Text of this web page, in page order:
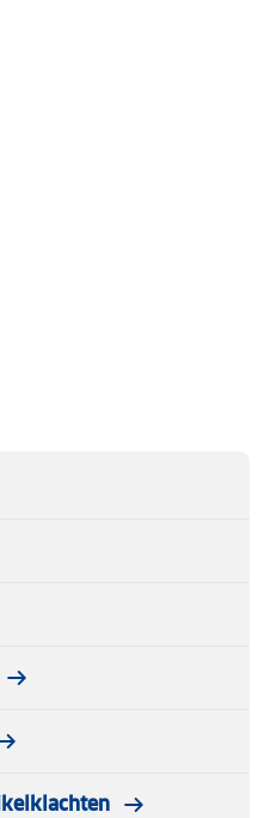
voor een
functionaliteit met